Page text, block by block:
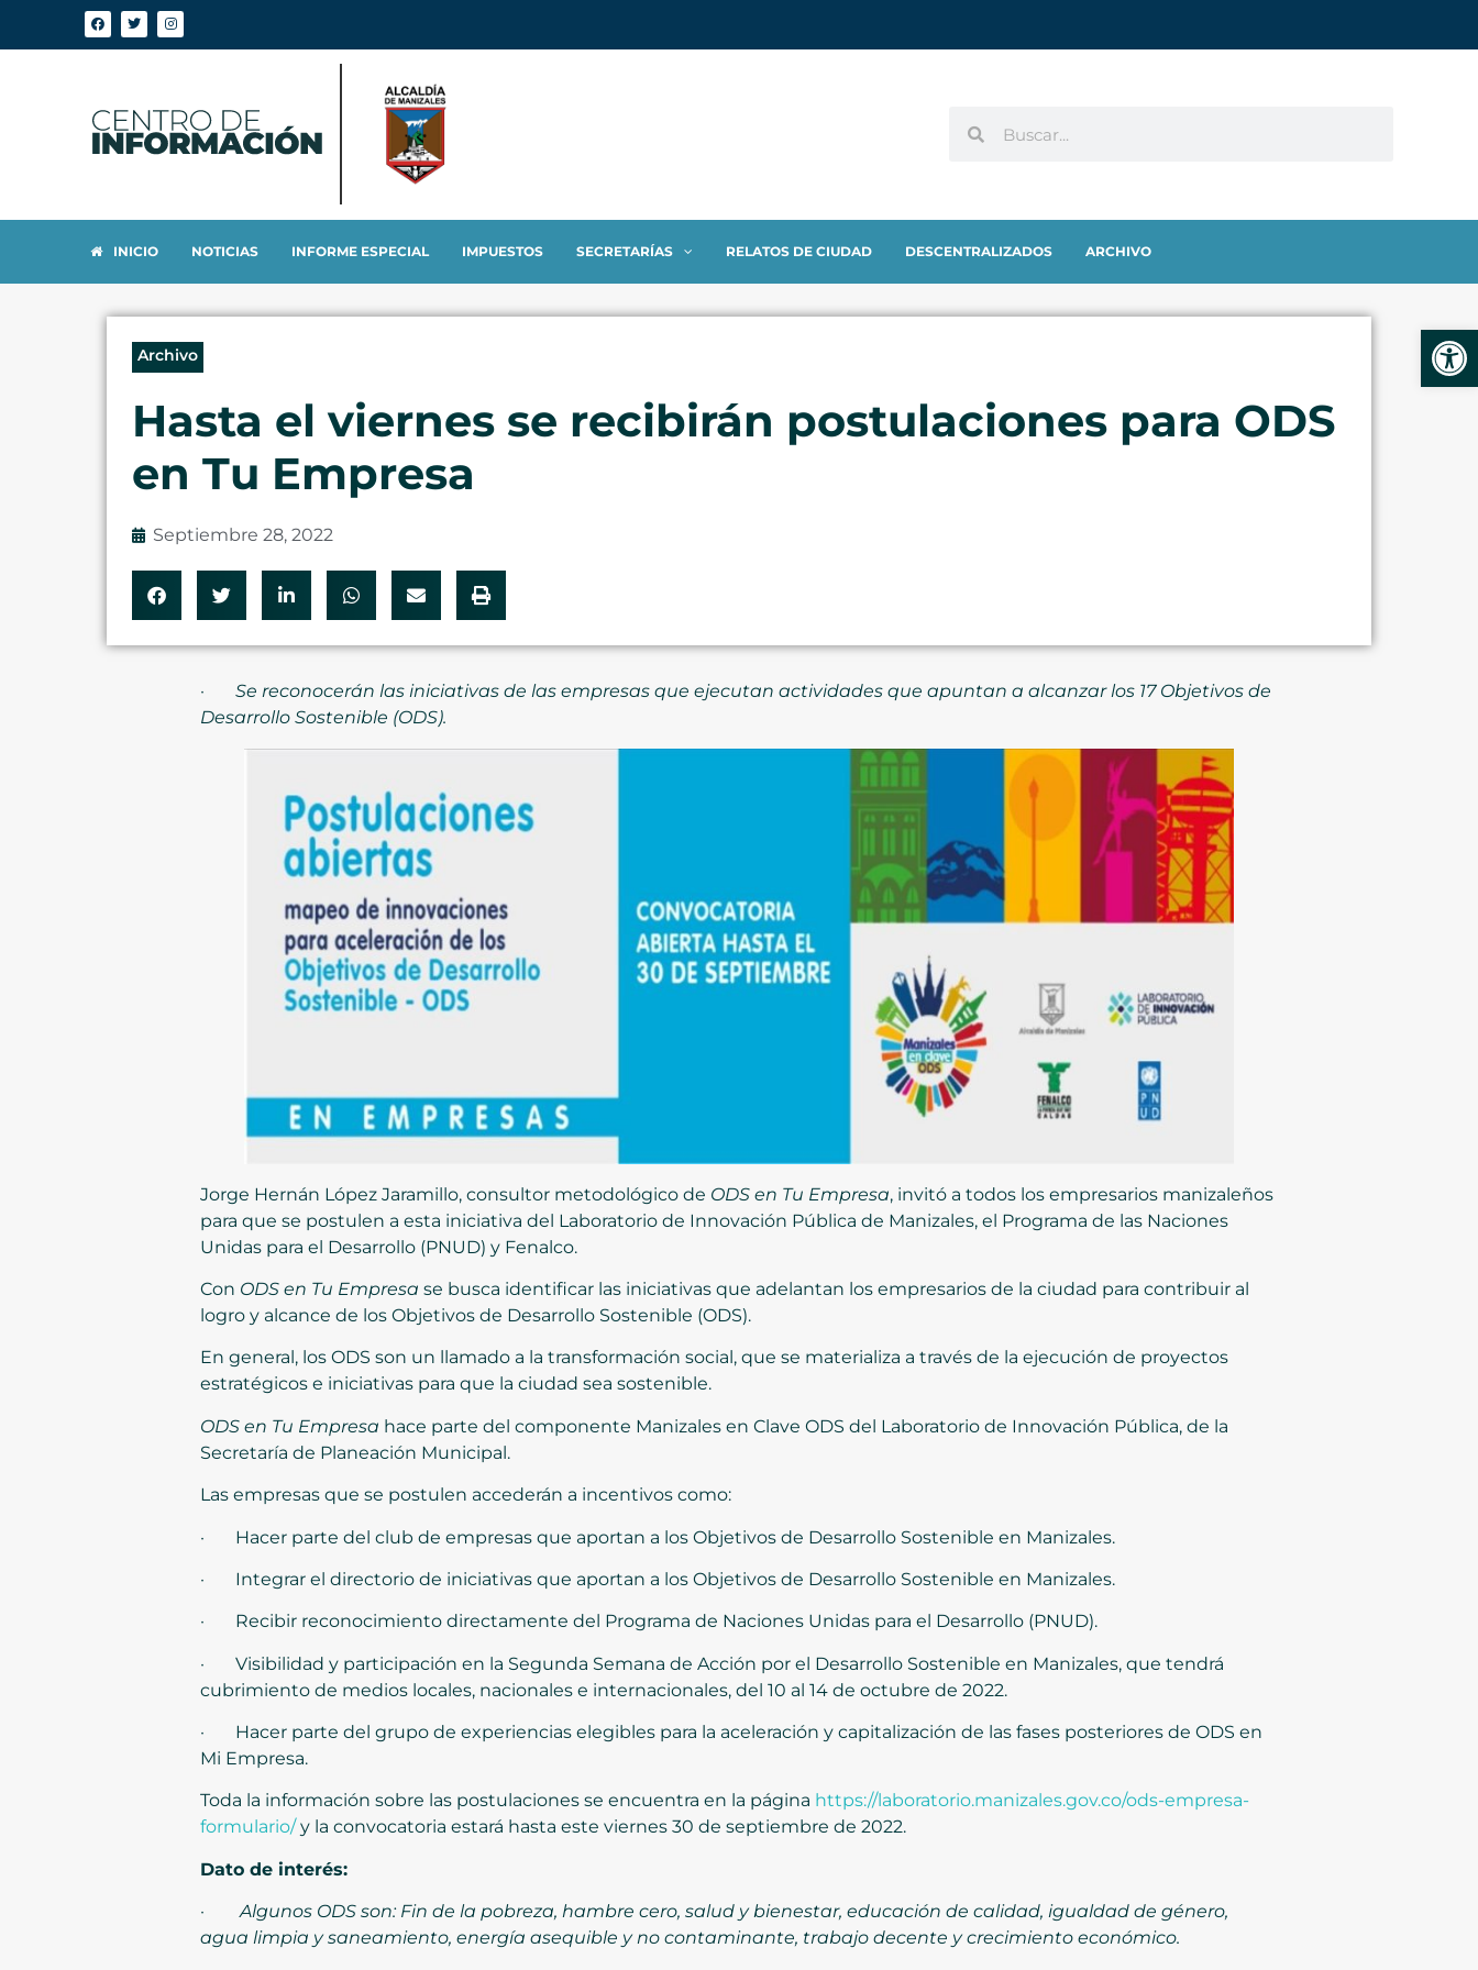
INICIO NOTICIAS INFORME ESPECIAL IMPUESTOS SECRETARÍAS RELATOS DE CIUDAD DESCENTRALIZADOS ARCHIVO
Archivo
Hasta el viernes se recibirán postulaciones para ODS
en Tu Empresa
Septiembre 28, 2022
· Se reconocerán las iniciativas de las empresas que ejecutan actividades que apuntan a alcanzar los 17 Objetivos de
Desarrollo Sostenible (ODS).
Jorge Hernán López Jaramillo, consultor metodológico de ODS en Tu Empresa, invitó a todos los empresarios manizaleños
para que se postulen a esta iniciativa del Laboratorio de Innovación Pública de Manizales, el Programa de las Naciones
Unidas para el Desarrollo (PNUD) y Fenalco.
Con ODS en Tu Empresa se busca identificar las iniciativas que adelantan los empresarios de la ciudad para contribuir al
logro y alcance de los Objetivos de Desarrollo Sostenible (ODS).
En general, los ODS son un llamado a la transformación social, que se materializa a través de la ejecución de proyectos
estratégicos e iniciativas para que la ciudad sea sostenible.
ODS en Tu Empresa hace parte del componente Manizales en Clave ODS del Laboratorio de Innovación Pública, de la
Secretaría de Planeación Municipal.
Las empresas que se postulen accederán a incentivos como:
· Hacer parte del club de empresas que aportan a los Objetivos de Desarrollo Sostenible en Manizales.
· Integrar el directorio de iniciativas que aportan a los Objetivos de Desarrollo Sostenible en Manizales.
· Recibir reconocimiento directamente del Programa de Naciones Unidas para el Desarrollo (PNUD).
· Visibilidad y participación en la Segunda Semana de Acción por el Desarrollo Sostenible en Manizales, que tendrá
cubrimiento de medios locales, nacionales e internacionales, del 10 al 14 de octubre de 2022.
· Hacer parte del grupo de experiencias elegibles para la aceleración y capitalización de las fases posteriores de ODS en
Mi Empresa.
Toda la información sobre las postulaciones se encuentra en la página https://laboratorio.manizales.gov.co/ods-empresa-
formulario/y la convocatoria estará hasta este viernes 30 de septiembre de 2022.
Dato de interés:
·Algunos ODS son: Fin de la pobreza, hambre cero, salud y bienestar, educación de calidad, igualdad de género,
agua limpia y saneamiento, energía asequible y no contaminante, trabajo decente y crecimiento económico.